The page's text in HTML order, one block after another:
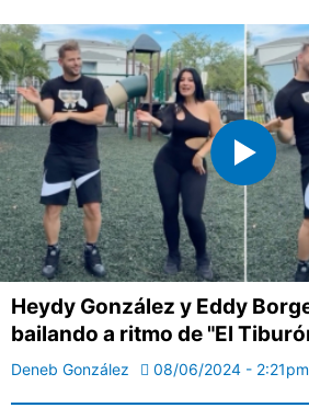
Heydy González y Eddy
bailando a ritmo de "El
Deneb González 08/06/2024 - 2:21pm